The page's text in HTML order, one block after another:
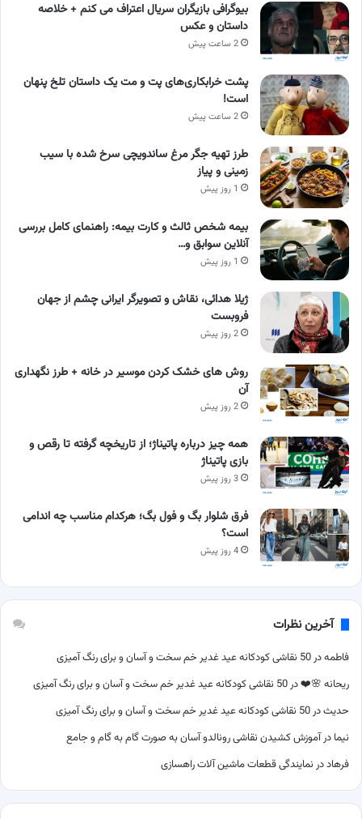
بیوگرافی بازیگران سریال اعتراف می کنم + خلاصه
داستان و عکس
2 ساعت پیش
پشت خرابکاری‌های پت و مت یک داستان تلخ پنهان
است!
2 ساعت پیش
طرز تهیه جگر مرغ ساندویچی سرخ شده با سیب
زمینی و پیاز
1 روز پیش
بیمه شخص ثالث و کارت بیمه: راهنمای کامل بررسی
آنلاین سوابق و…
1 روز پیش
ژیلا هدائی، نقاش و تصویرگر ایرانی چشم از جهان
فروبست
2 روز پیش
روش های خشک کردن موسیر در خانه + طرز نگهداری
آن
2 روز پیش
همه چیز درباره پاتیناژ؛ از تاریخچه گرفته تا رقص و
بازی پاتیناژ
3 روز پیش
فرق شلوار بگ و فول بگ؛ هرکدام مناسب چه اندامی
است؟
4 روز پیش
آخرین نظرات
فاطمهدر 50 نقاشی کودکانه عید غدیر خم سخت و آسان و برای رنگ آمیزی
ریحانه 🌸❤️در 50 نقاشی کودکانه عید غدیر خم سخت و آسان و برای رنگ آمیزی
حدیثدر 50 نقاشی کودکانه عید غدیر خم سخت و آسان و برای رنگ آمیزی
نیما درآموزش کشیدن نقاشی رونالدو آسان به صورت گام به گام و جامع
فرهاددر نمایندگی قطعات ماشین آلات راهسازی